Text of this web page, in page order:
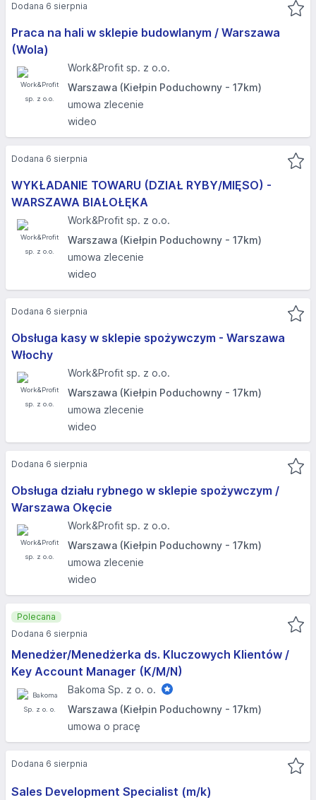
Praca na hali w sklepie budowlanym / Warszawa
(Wola)
Work&Profit sp. z o.o.
Warszawa (Kiełpin Poduchowny - 17km)
umowa zlecenie
wideo
Dodana 6 sierpnia
WYKŁADANIE TOWARU (DZIAŁ RYBY/MIĘSO) -
WARSZAWA BIAŁOŁĘKA
Work&Profit sp. z o.o.
Warszawa (Kiełpin Poduchowny - 17km)
umowa zlecenie
wideo
Dodana 6 sierpnia
Obsługa kasy w sklepie spożywczym - Warszawa
Włochy
Work&Profit sp. z o.o.
Warszawa (Kiełpin Poduchowny - 17km)
umowa zlecenie
wideo
Dodana 6 sierpnia
Obsługa działu rybnego w sklepie spożywczym /
Warszawa Okęcie
Work&Profit sp. z o.o.
Warszawa (Kiełpin Poduchowny - 17km)
umowa zlecenie
wideo
Dodana 6 sierpnia
Menedżer/Menedżerka ds. Kluczowych Klientów /
Key Account Manager (K/M/N)
Bakoma Sp. z o. o.
Warszawa (Kiełpin Poduchowny - 17km)
umowa o pracę
Polecana
Dodana 6 sierpnia
Sales Development Specialist (m/k)
Dodana 6 sierpnia